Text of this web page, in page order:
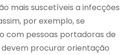
mais suscetíveis a infecções
por exemplo, se
com pessoas portadoras de
procurar orientação